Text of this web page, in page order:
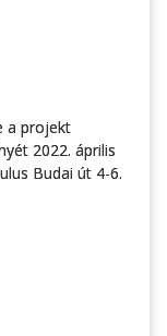
a projekt
2022. április
Budai út 4-6.